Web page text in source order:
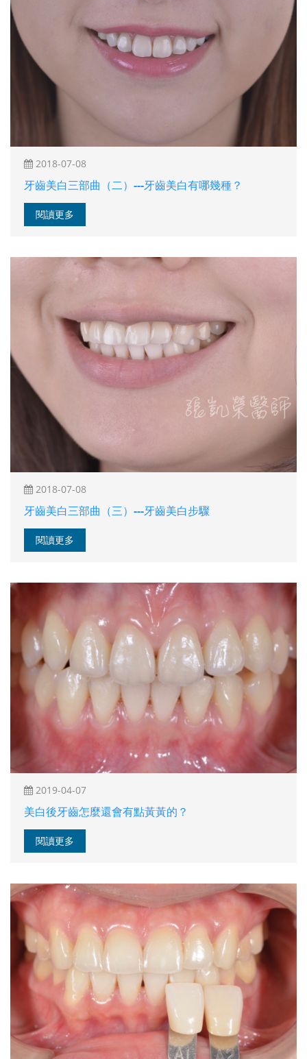
2018-07-08
牙齒美白三部曲（二）---牙齒美白有哪幾種？
閱讀更多
2018-07-08
牙齒美白三部曲（三）---牙齒美白步驟
閱讀更多
2019-04-07
美白後牙齒怎麼還會有點黃黃的？
閱讀更多